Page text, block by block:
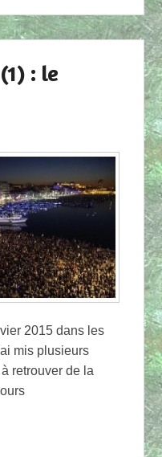
: le
2015 dans les
mis plusieurs
retrouver de la